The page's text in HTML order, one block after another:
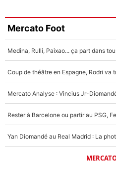
Mercato Foot
Yan Diomandé au Real Madrid : La